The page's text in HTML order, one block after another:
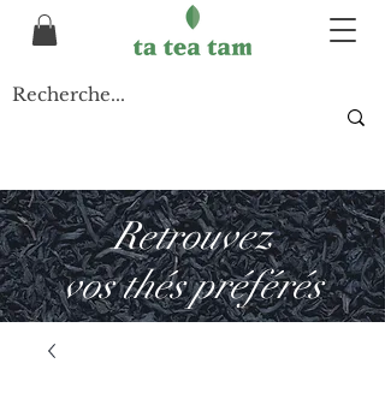
Retrouvez
vos thés préférés